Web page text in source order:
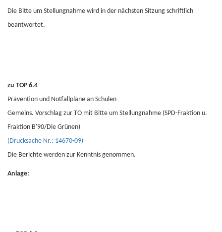
Die Bitte um Stellungnahme wird in der nächsten Sitzung schriftlich
beantwortet.
zu TOP 6.4
Prävention und Notfallpläne an Schulen
Gemeins. Vorschlag zur TO mit Bitte um Stellungnahme (SPD-Fraktion u.
Fraktion B'90/Die Grünen)
(Drucksache Nr.: 14670-09)
Die Berichte werden zur Kenntnis genommen.
Anlage: